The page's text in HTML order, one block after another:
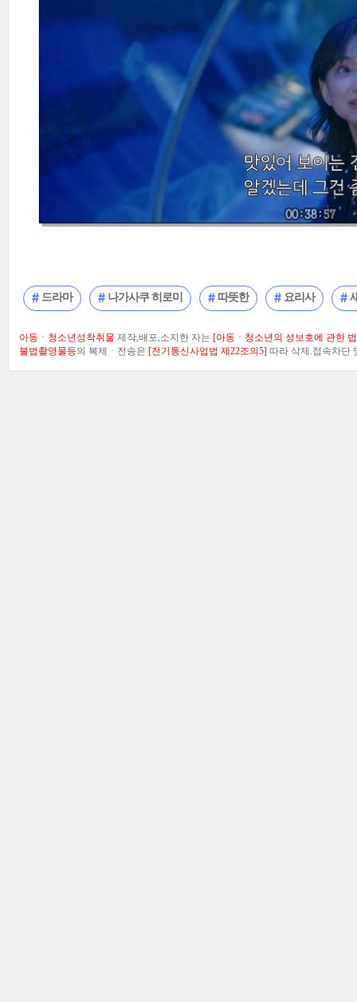
드라마 나가사쿠 히로미 따뜻한 요리사
아동ㆍ청소년성착취물 제작,배포,소지한 자는 [아동ㆍ청소년의 성보호에 관한
불법촬영물등의 복제ㆍ전송은 [전기통신사업법 제22조의5] 따라 삭제.접속차단